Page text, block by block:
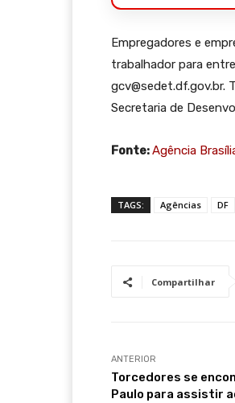
Empregadores e
trabalhador para
gcv@sedet.df.gov.br.
Secretaria de
Fonte:Agência
TAGS: Agências DF
Compartilhar
ANTERIOR
Torcedores se
Paulo para assistir